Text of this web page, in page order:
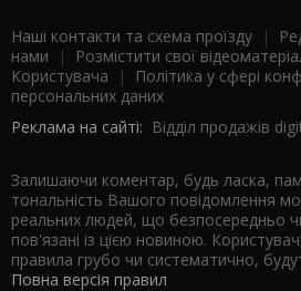
Наші контакти та схема проїзду |
нами | Розмістити свої
Користувача |
Політика у сфері
персональних даних
Реклама на сайті: Відділ продажів
Залишаючи коментар, будь ласка,
тональність Вашого повідомлення
реальних людей, що безпосередньо
пов'язані із цією новиною.
правила грубо чи систематично,
Повна версія правил